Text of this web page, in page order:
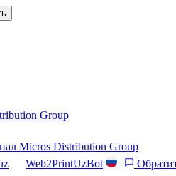
Group
Micros Distribution Group
Web2PrintUzBot